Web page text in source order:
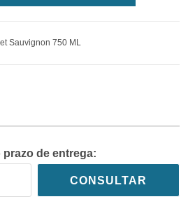
Sauvignon 750 ML
de entrega:
CONSULTAR